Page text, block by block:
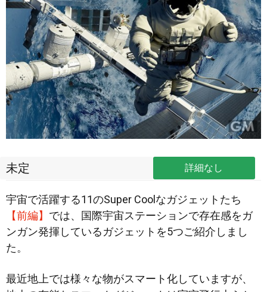
未定 詳細なし
宇宙で活躍する11のSuper Coolなガジェットたち
【前編】 では、国際宇宙ステーションで存在感をガ
ンガン発揮しているガジェットを5つご紹介しまし
た。
最近地上では様々な物がスマート化していますが、